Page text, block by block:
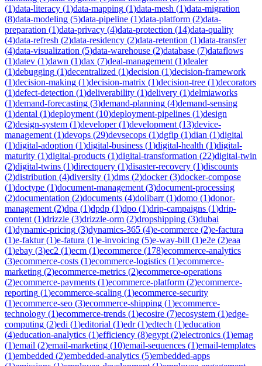
(1)data-literacy (1)data-mapping (1)data-mesh (1)data-migration
(8)data-modeling (5)data-pipeline (1)data-platform (2)data-
preparation (1)data-privacy (4)data-protection (14)data-quality
(4)data-refresh (2)data-residency (2)data-retention (1)data-transfer
(4)data-visualization (5)data-warehouse (2)database (7)dataflows
(1)datev (1)dawn (1)dax (7)deal-management (1)dealer
(1)debugging (1)decentralized (1)decision (1)decision-framework
(1)decision-making (1)decision-matrix (1)decision-tree (1)decorators
(1)defect-detection (1)deliverability (1)delivery (1)delmiaworks
(1)demand-forecasting (3)demand-planning (4)demand-sensing
(1)dental (1)deployment (10)deployment-pipelines (1)design
(2)design-system (1)developer(1)development (13)device-
management (1)devops (29)devsecops (1)dgfip (1)dian (1)digital
(1)digital-adoption (1)digital-business (1)digital-health (1)digital-
maturity (1)digital-products (1)digital-transformation (22)digital-twin
(2)digital-twins (1)directquery (1)disaster-recovery (1)discounts
(2)distribution (4)diversity (1)dms (2)docker(3)docker-compose
(1)doctype (1)document-management (3)document-processing
(2)documentation (2)documents (4)dolibarr(1)domo (1)donor-
management (2)dpa (1)dpdp (1)dpo (1)drip-campaigns (1)drip-
content (1)drizzle (3)drizzle-orm (2)dropshipping (3)dubai
(1)dynamic-pricing (3)dynamics-365 (4)e-commerce (2)e-factura
(1)e-faktur(1)e-fatura (1)e-invoicing (5)e-way-bill (1)e2e (2)eaa
(1)ebay (3)ec2 (1)ecm (1)ecommerce (178)ecommerce-analytics
(3)ecommerce-costs (1)ecommerce-logistics (1)ecommerce-
marketing (2)ecommerce-metrics (2)ecommerce-operations
(2)ecommerce-payments (1)ecommerce-platform (2)ecommerce-
reporting (1)ecommerce-scaling (1)ecommerce-security
(1)ecommerce-seo (3)ecommerce-shipping (1)ecommerce-
technology (1)ecommerce-trends (1)ecosire (7)ecosystem (1)edge-
computing (2)edi (1)editorial (1)edr(1)edtech (1)education
(4)education-analytics (1)efficiency (8)egypt (2)electronics (1)emag
(1)email (2)email-marketing (10)email-sequences (1)email-templates
(1)embedded (2)embedded-analytics (5)embedded-apps